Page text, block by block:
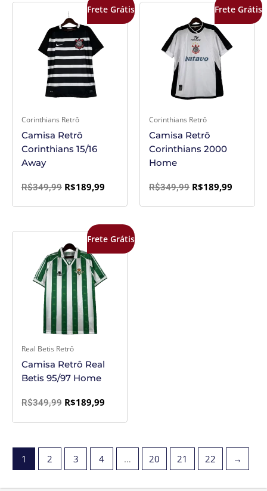
Frete Grátis
Corinthians Retrô
Camisa Retrô
Corinthians 15/16
Away
R$349,99
preço
original
era:
R$349,99.
R$189,99
O
Frete Grátis
Corinthians Retrô
Camisa Retrô
Corinthians 2000
Home
R$349,99
preço
original
era:
R$349,99.
R$189,99
O
Frete Grátis
Real Betis Retrô
Camisa Retrô Real
Betis 95/97 Home
R$349,99
preço
original
era:
R$349,99.
R$189,99
O
é:
R$189,99.
1 2 3 4 … 20 21 22 →